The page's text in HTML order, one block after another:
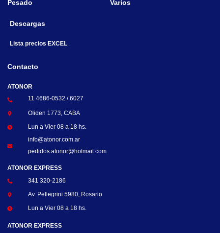
Pesado Varios
Descargas
Lista precios EXCEL
Contacto
ATONOR
11 4686-0532 / 6027
Oliden 1773, CABA
Lun a Vier 08 a 18 hs.
info@atonor.com.ar
pedidos.atonor@hotmail.com
ATONOR EXPRESS
341 320-2186
Av. Pellegrini 5980, Rosario
Lun a Vier 08 a 18 hs.
ATONOR EXPRESS